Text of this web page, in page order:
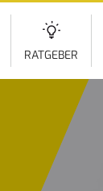
RATGEBER